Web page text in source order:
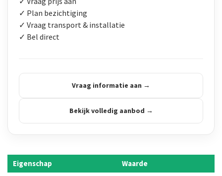
✓ Plan bezichtiging
✓ Vraag transport & installatie
✓ Bel direct
Vraag informatie aan →
Bekijk volledig aanbod →
Eigenschap
Waarde